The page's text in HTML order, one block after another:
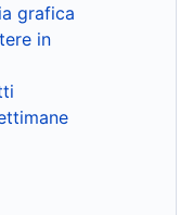
grafica
in